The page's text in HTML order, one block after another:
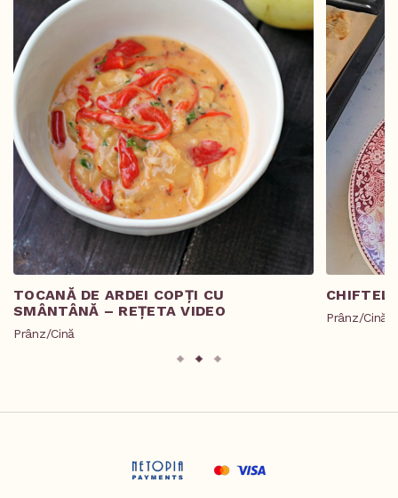
TOCANĂ DE ARDEI COPȚI CU
SMÂNTÂNĂ – REȚETA VIDEO
Prânz/Cină
Prânz/Cină